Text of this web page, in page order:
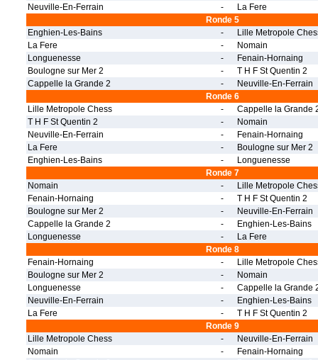
Neuville-En-Ferrain
-
La Fere
Ronde 5
Enghien-Les-Bains
-
Lille Metropole
La Fere
-
Nomain
Longuenesse
-
Fenain-Hornaing
Boulogne sur Mer 2
-
T H F St Quentin 2
Cappelle la Grande 2
-
Neuville-En-Ferrain
Ronde 6
Lille Metropole Chess
-
Cappelle la Grande
T H F St Quentin 2
-
Nomain
Neuville-En-Ferrain
-
Fenain-Hornaing
La Fere
-
Boulogne sur Mer 2
Enghien-Les-Bains
-
Longuenesse
Ronde 7
Nomain
-
Lille Metropole
Fenain-Hornaing
-
T H F St Quentin 2
Boulogne sur Mer 2
-
Neuville-En-Ferrain
Cappelle la Grande 2
-
Enghien-Les-Bains
Longuenesse
-
La Fere
Ronde 8
Fenain-Hornaing
-
Lille Metropole
Boulogne sur Mer 2
-
Nomain
Longuenesse
-
Cappelle la Grande
Neuville-En-Ferrain
-
Enghien-Les-Bains
La Fere
-
T H F St Quentin 2
Ronde 9
Lille Metropole Chess
-
Neuville-En-Ferrain
Nomain
-
Fenain-Hornaing